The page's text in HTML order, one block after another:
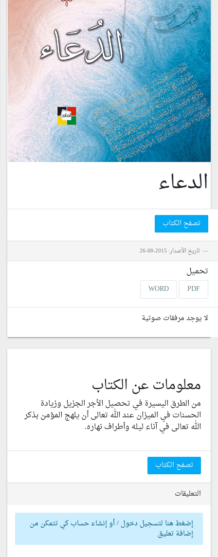
الدعاء
تصفح الكتاب
تاريخ الأصدار: 2015-08-26
تحميل
PDF
WORD
لا يوجد مرفقات صوتية
معلومات عن الكتاب
من الطرق اليسيرة في تحصيل الأجر الجزيل وزيادة
الحسنات في الميزان عند الله تعالى أن يلهج المؤمن بذكر
الله تعالى في آناء ليله وأطراف نهاره.
تصفح الكتاب
التعليقات
إضغط هنا لتسجيل دخول / أو إنشاء حساب كي تتمكن من
إضافة تعليق